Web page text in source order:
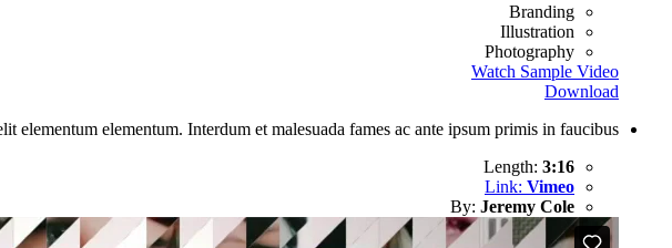
Branding
Illustration
Photography
Watch Sample Video
Download
elementum. Interdum et malesuada fames ac ante ipsum primis in faucibus.
Length: 3:16
Link: Vimeo
By: Jeremy Cole